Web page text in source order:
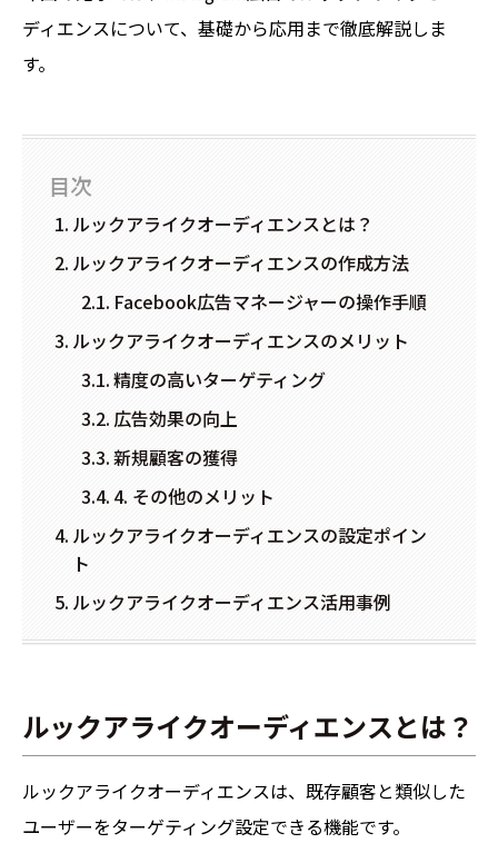
ディエンスについて、基礎から応用まで徹底解説しま
す。
目次
ルックアライクオーディエンスとは？
ルックアライクオーディエンスの作成方法
Facebook広告マネージャーの操作手順
ルックアライクオーディエンスのメリット
精度の高いターゲティング
広告効果の向上
新規顧客の獲得
4. その他のメリット
ルックアライクオーディエンスの設定ポイン
ト
ルックアライクオーディエンス活用事例
ルックアライクオーディエンスとは？
ルックアライクオーディエンスは、既存顧客と類似した
ユーザーをターゲティング設定できる機能です。